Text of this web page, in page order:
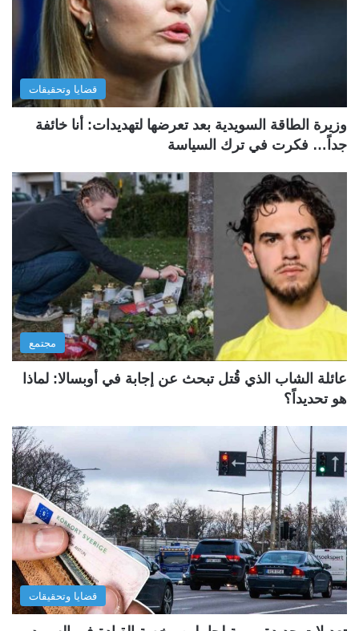
قضايا وتحقيقات
وزيرة الطاقة السويدية بعد تعرضها لتهديدات: أنا خائفة
جداً… فكرت في ترك السياسة
مجتمع
عائلة الشاب الذي قُتل تبحث عن إجابة في أوبسالا: لماذا
هو تحديداً؟
قضايا وتحقيقات